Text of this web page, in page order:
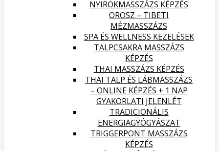
NYIROKMASSZÁZS KÉPZÉS
OROSZ – TIBETI
MÉZMASSZÁZS
SPA ÉS WELLNESS KEZELÉSEK
TALPCSAKRA MASSZÁZS
KÉPZÉS
THAI MASSZÁZS KÉPZÉS
THAI TALP ÉS LÁBMASSZÁZS
– ONLINE KÉPZÉS + 1 NAP
GYAKORLATI JELENLÉT
TRADICIONÁLIS
ENERGIAGYÓGYÁSZAT
TRIGGERPONT MASSZÁZS
KÉPZÉS